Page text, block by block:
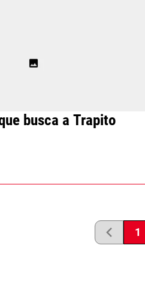
busca a Trapito
1